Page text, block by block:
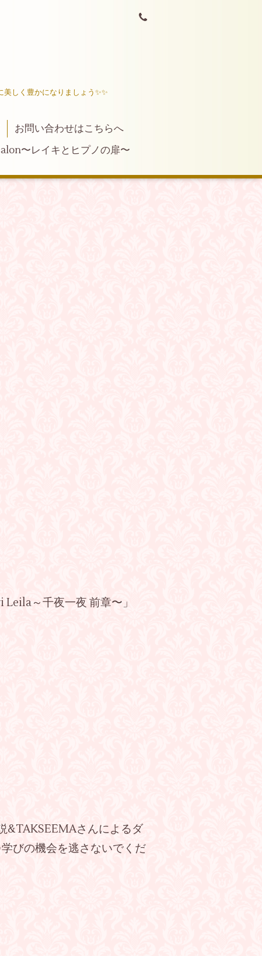
しく豊かになりましょう✨✨
お問い合わせはこちらへ
〜レイキとヒプノの扉〜
～千夜一夜 前章〜」
&TAKSEEMAさんによるダ
びの機会を逃さないでくだ